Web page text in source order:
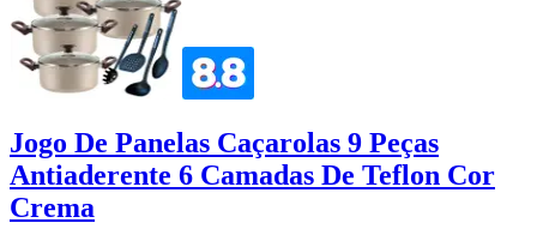
Jogo De Panelas Caçarolas 9 Peças
Antiaderente 6 Camadas De Teflon Cor
Crema